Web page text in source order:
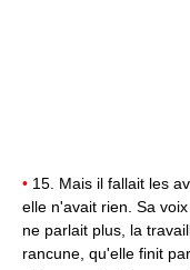
• 15. Mais il fallait les
elle n'avait rien. Sa
ne parlait plus, la
rancune, qu'elle finit